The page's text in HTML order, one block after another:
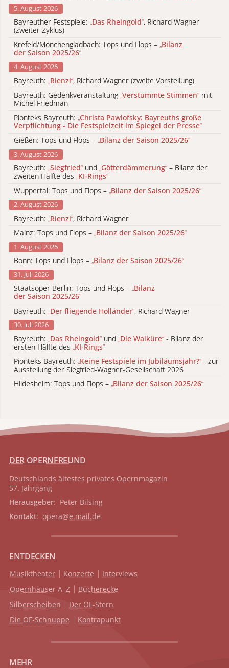
5. August 2026
Bayreuther Festspiele: „Das Rheingold“, Richard Wagner
(zweiter Zyklus)
Krefeld/Mönchengladbach: Tops und Flops – „Bilanz
der Saison 2025/26“
4. August 2026
Bayreuth: „Rienzi“, Richard Wagner (zweite Vorstellung)
Bayreuth: Gedenkveranstaltung „Verstummte Stimmen“ mit
Michel Friedman
Pionteks Bayreuth: „Christa Pawlofsky: Bayreuths große
Verpflichtung - Die Festspielzeit im Spiegel der Presse“
Gießen: Tops und Flops – „Bilanz der Saison 2025/26“
3. August 2026
Bayreuth: „Siegfried“ und „Götterdämmerung“ – Bilanz der
zweiten Hälfte des „KI-Rings“
Wuppertal: Tops und Flops – „Bilanz der Saison 2025/26“
2. August 2026
Bayreuth: „Rienzi“, Richard Wagner
Mainz: Tops und Flops – „Bilanz der Saison 2025/26“
1. August 2026
Bonn: Tops und Flops – „Bilanz der Saison 2025/26“
31. Juli 2026
Staatsoper Berlin: Tops und Flops – „Bilanz
der Saison 2025/26“
Bayreuth: „Der fliegende Holländer“, Richard Wagner
30. Juli 2026
Bayreuth: „Das Rheingold“ und „Die Walküre“ - Bilanz der
ersten Hälfte des „KI-Rings“
Pionteks Bayreuth: „Keine Festspiele im Jubiläumsjahr?“ - zur
Ausstellung der Siegfried-Wagner-Gesellschaft 2026
Hildesheim: Tops und Flops – „Bilanz der Saison 2025/26“
DER OPERNFREUND
Deutschlands ältestes privates Opernmagazin
57. Jahrgang
Herausgeber: Peter Bilsing
Kontakt: opera@e.mail.de
ENTDECKEN
Musiktheater Konzerte
Interviews
Opernhäuser A–Z
Bücherecke
Silberscheiben
Der OF-Stern
Die OF-Schnuppe
Kontrapunkt
MEHR